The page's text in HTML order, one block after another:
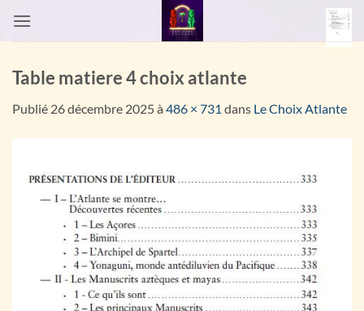
Table matiere 4 choix atlante
Publié 26 décembre 2025à 486 × 731 dans Le Choix Atlante